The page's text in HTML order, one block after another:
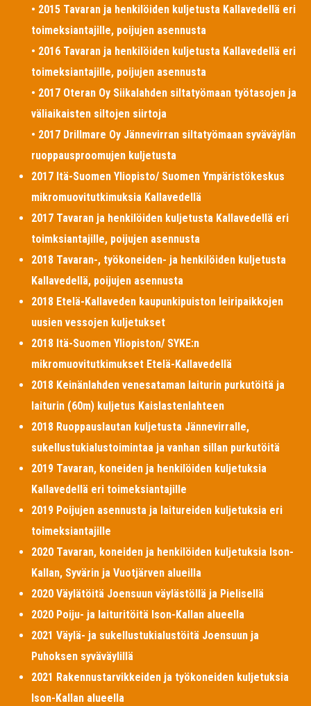
• 2015 Tavaran ja henkilöiden kuljetusta Kallavedellä eri
toimeksiantajille, poijujen asennusta
• 2016 Tavaran ja henkilöiden kuljetusta Kallavedellä eri
toimeksiantajille, poijujen asennusta
• 2017 Oteran Oy Siikalahden siltatyömaan työtasojen ja
väliaikaisten siltojen siirtoja
• 2017 Drillmare Oy Jännevirran siltatyömaan syväväylän
ruoppausproomujen kuljetusta
2017 Itä-Suomen Yliopisto/ Suomen Ympäristökeskus
mikromuovitutkimuksia Kallavedellä
2017 Tavaran ja henkilöiden kuljetusta Kallavedellä eri
toimksiantajille, poijujen asennusta
2018 Tavaran-, työkoneiden- ja henkilöiden kuljetusta
Kallavedellä, poijujen asennusta
2018 Etelä-Kallaveden kaupunkipuiston leiripaikkojen
uusien vessojen kuljetukset
2018 Itä-Suomen Yliopiston/ SYKE:n
mikromuovitutkimukset Etelä-Kallavedellä
2018 Keinänlahden venesataman laiturin purkutöitä ja
laiturin (60m) kuljetus Kaislastenlahteen
2018 Ruoppauslautan kuljetusta Jännevirralle,
sukellustukialustoimintaa ja vanhan sillan purkutöitä
2019 Tavaran, koneiden ja henkilöiden kuljetuksia
Kallavedellä eri toimeksiantajille
2019 Poijujen asennusta ja laitureiden kuljetuksia eri
toimeksiantajille
2020 Tavaran, koneiden ja henkilöiden kuljetuksia Ison-
Kallan, Syvärin ja Vuotjärven alueilla
2020 Väylätöitä Joensuun väylästöllä ja Pielisellä
2020 Poiju- ja laituritöitä Ison-Kallan alueella
2021 Väylä- ja sukellustukialustöitä Joensuun ja
Puhoksen syväväylillä
2021 Rakennustarvikkeiden ja työkoneiden kuljetuksia
Ison-Kallan alueella